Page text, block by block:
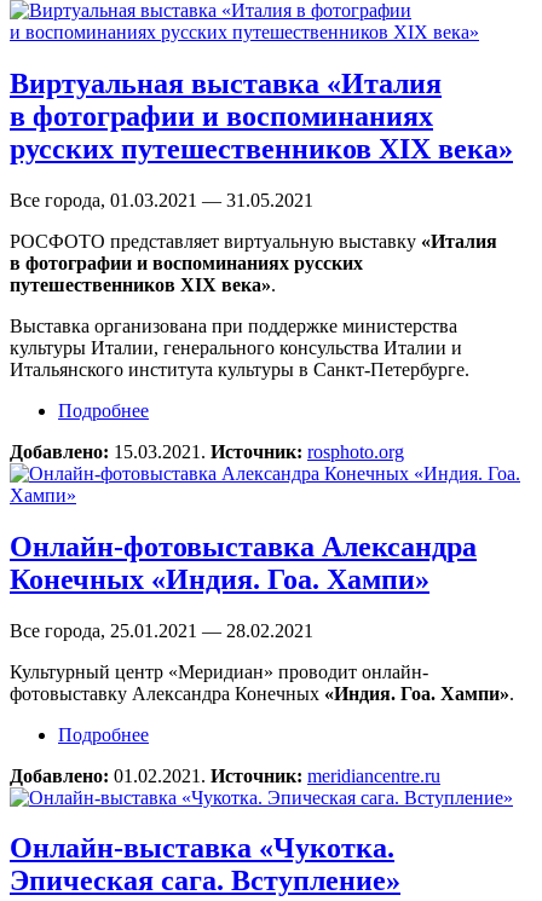
Виртуальная выставка «Италия
в фотографии и воспоминаниях
русских путешественников XIX века»
Все города, 01.03.2021 — 31.05.2021
РОСФОТО представляет виртуальную выставку «Италия
в фотографии и воспоминаниях русских
путешественников XIX века».
Выставка организована при поддержке министерства
культуры Италии, генерального консульства Италии и
Итальянского института культуры в Санкт-Петербурге.
Подробнее
путешественников XIX века»
Добавлено: 15.03.2021. Источник: rosphoto.org
Онлайн-фотовыставка Александра
Конечных «Индия. Гоа. Хампи»
Все города, 25.01.2021 — 28.02.2021
Культурный центр «Меридиан» проводит онлайн-
фотовыставку Александра Конечных «Индия. Гоа. Хампи».
Подробнее
Добавлено: 01.02.2021. Источник: meridiancentre.ru
Онлайн-выставка «Чукотка.
Эпическая сага. Вступление»